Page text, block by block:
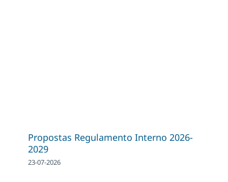
Propostas Regulamento Interno 2026-
2029
23-07-2026